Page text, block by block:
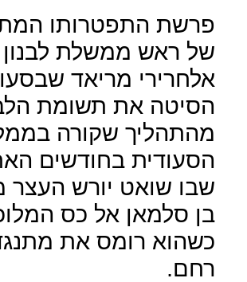
פרשת התפטרותו
של ראש ממשלת
אלחרירי מריאד
הסיטה את תשומת
מהתהליך שקורה
הסעודית בחודשים
שבו שואט יורש העצר
בן סלמאן אל כס
כשהוא רומס את
רחם.